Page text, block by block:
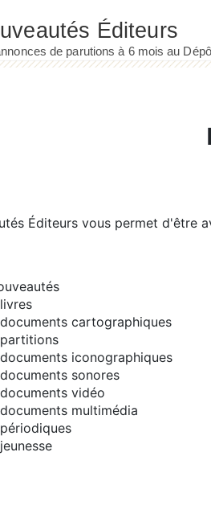
Éditeurs vous permet d'être
cartographiques
iconographiques
sonores
vidéo
multimédia